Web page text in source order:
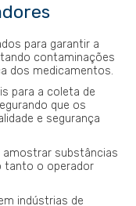
para garantir a
contaminações
dos medicamentos.
para a coleta de
que os
e segurança
amostrar substâncias
tanto o operador
indústrias de